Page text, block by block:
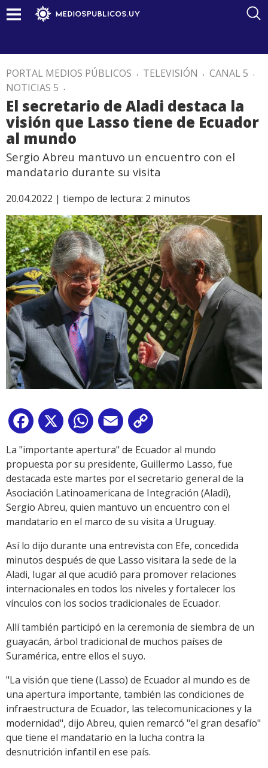
PORTAL MEDIOS PÚBLICOS . TELEVISIÓN . CANAL 5 .
NOTICIAS 5 .
El secretario de Aladi destaca la
visión que Lasso tiene de Ecuador
al mundo
Sergio Abreu mantuvo un encuentro con el
mandatario durante su visita
20.04.2022 | tiempo de lectura: 2 minutos
Facebook
X WhatsApp
Email
Link
La "importante apertura" de Ecuador al mundo
propuesta por su presidente, Guillermo Lasso, fue
destacada este martes por el secretario general de la
Asociación Latinoamericana de Integración (Aladi),
Sergio Abreu, quien mantuvo un encuentro con el
mandatario en el marco de su visita a Uruguay.
Así lo dijo durante una entrevista con Efe, concedida
minutos después de que Lasso visitara la sede de la
Aladi, lugar al que acudió para promover relaciones
internacionales en todos los niveles y fortalecer los
vínculos con los socios tradicionales de Ecuador.
Allí también participó en la ceremonia de siembra de un
guayacán, árbol tradicional de muchos países de
Suramérica, entre ellos el suyo.
"La visión que tiene (Lasso) de Ecuador al mundo es de
una apertura importante, también las condiciones de
infraestructura de Ecuador, las telecomunicaciones y la
modernidad", dijo Abreu, quien remarcó "el gran desafío"
que tiene el mandatario en la lucha contra la
desnutrición infantil en ese país.